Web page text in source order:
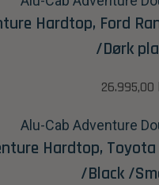
Hardtop, Ford
/Dørk
26.995,00
Hardtop, Toyota
/Black /